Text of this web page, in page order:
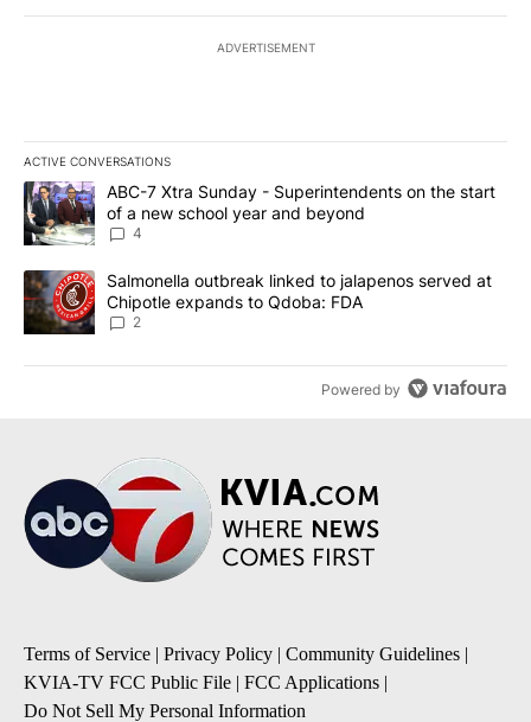
ADVERTISEMENT
ACTIVE CONVERSATIONS
The following is a list of the most commented articles in the last
A trending article titled "ABC-7 Xtra Sunday - Superintendents
ABC-7 Xtra Sunday - Superintendents on the start
of a new school year and beyond
4
A trending article titled "Salmonella outbreak linked to
Salmonella outbreak linked to jalapenos served at
Chipotle expands to Qdoba: FDA
2
Powered by
Terms of Service | Privacy Policy | Community Guidelines |
KVIA-TV FCC Public File | FCC Applications |
Do Not Sell My Personal Information